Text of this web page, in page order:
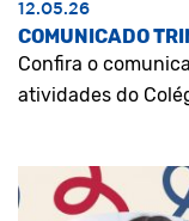
12.05.26
COMUNICADO
Confira o
atividades do